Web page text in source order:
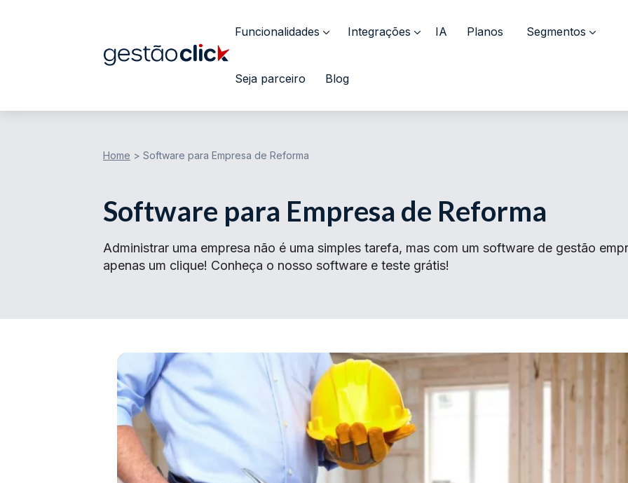
Funcionalidades Integrações IA Planos Segmentos
Seja parceiro Blog
Home > Software para Empresa de Reforma
Software para Empresa de Reforma
Administrar uma empresa não é uma simples tarefa, mas com um software de gestão
apenas um clique! Conheça o nosso software e teste grátis!